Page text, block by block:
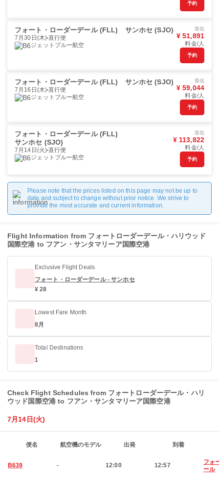
予約
フォート・ローダーデール (FLL) サンホセ (SJO)
7月30日(木) 直行便
ジェットブルー航空
最低
¥ 51,891
料金/人
予約
フォート・ローダーデール (FLL) サンホセ (SJO)
7月16日(木) 直行便
ジェットブルー航空
最低
¥ 59,044
料金/人
予約
フォート・ローダーデール (FLL)
サンホセ (SJO)
7月14日(火) 直行便
ジェットブルー航空
最低
¥ 113,822
料金/人
予約
Please note that the prices listed on this page may not be up to
date and subject to change without prior notice. We strive to
provide the most accurate and current information.
Flight Information from フォートローダーデール・ハリウッド
国際空港 to フアン・サンタマリーア国際空港
Exclusive Flight Deals
フォート・ローダーデール - サンホセ
¥ 28
Lowest Fare Month
8月
Total Destinations
1
Check Flight Schedules from フォートローダーデール・ハリ
ウッド国際空港 to フアン・サンタマリーア国際空港
7月14日(火)
便名 航空機のモデル 出発 到着
B639 - 12:00 12:57
フォ
ール